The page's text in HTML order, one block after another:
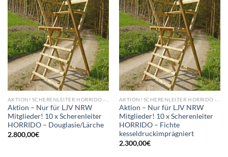
wishlist
Aktion – Nur für LJV NRW
Mitglieder! 10 x Scherenleiter
HORRIDO – Douglasie/Lärche
2.800,00€
wishlist
Aktion – Nur für LJV NRW
Mitglieder! 10 x Scherenleiter
HORRIDO – Fichte
kesseldruckimprägniert
2.300,00€